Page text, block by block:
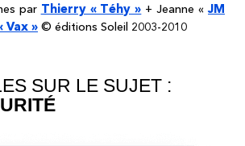
par Thierry « Téhy » + Jeanne «JM
Vax » © éditions Soleil 2003-2010
SUR LE SUJET :